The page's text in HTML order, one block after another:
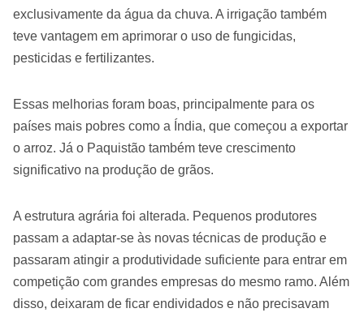
exclusivamente da água da chuva. A irrigação também
teve vantagem em aprimorar o uso de fungicidas,
pesticidas e fertilizantes.
Essas melhorias foram boas, principalmente para os
países mais pobres como a Índia, que começou a exportar
o arroz. Já o Paquistão também teve crescimento
significativo na produção de grãos.
A estrutura agrária foi alterada. Pequenos produtores
passam a adaptar-se às novas técnicas de produção e
passaram atingir a produtividade suficiente para entrar em
competição com grandes empresas do mesmo ramo. Além
disso, deixaram de ficar endividados e não precisavam